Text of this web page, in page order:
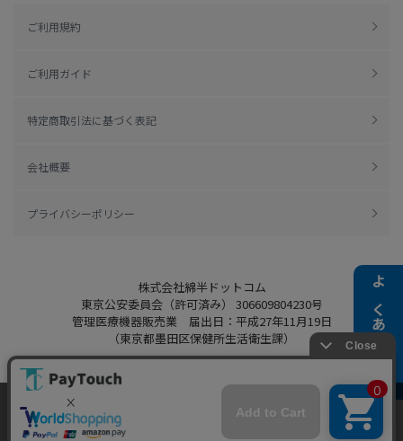
よくある質問
ご利用規約
ご利用ガイド
特定商取引法に基づく表記
会社概要
プライバシーポリシー
株式会社綿半ドットコム
東京公安委員会（許可済み） 306609804230号
管理医療機器販売業 届出日：平成27年11月19日
（東京都墨田区保健所生活衛生課）
Copyright 2022
当ウェブサイトでは、お客様により良いサービス
をご提供するため、クッキーを利用しています。